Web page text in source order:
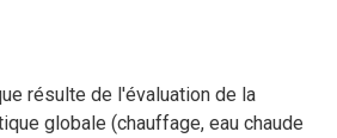
résulte de l'évaluation de la
globale (chauffage, eau chaude